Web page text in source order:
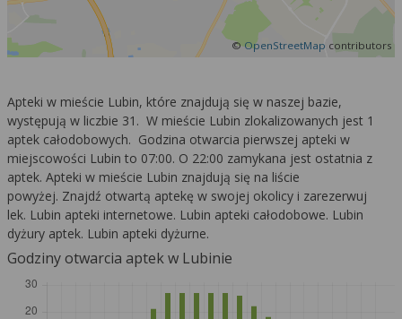
©OpenStreetMap contributors
Apteki w mieście Lubin, które znajdują się w naszej bazie,
występują w liczbie 31. W mieście Lubin zlokalizowanych jest 1
aptek całodobowych. Godzina otwarcia pierwszej apteki w
miejscowości Lubin to 07:00. O 22:00 zamykana jest ostatnia z
aptek. Apteki w mieście Lubin znajdują się na liście
powyżej. Znajdź otwartą aptekę w swojej okolicy i zarezerwuj
lek. Lubin apteki internetowe. Lubin apteki całodobowe. Lubin
dyżury aptek. Lubin apteki dyżurne.
Godziny otwarcia aptek w Lubinie